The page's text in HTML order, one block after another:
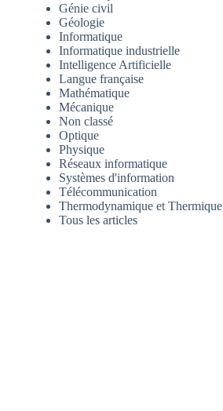
Génie civil
Géologie
Informatique
Informatique industrielle
Intelligence Artificielle
Langue française
Mathématique
Mécanique
Non classé
Optique
Physique
Réseaux informatique
Systèmes d'information
Télécommunication
Thermodynamique et Thermique
Tous les articles